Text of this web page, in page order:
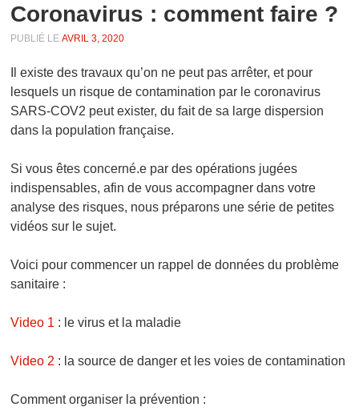
Coronavirus : comment faire ?
PUBLIÉ LEAVRIL 3, 2020
Il existe des travaux qu’on ne peut pas arrêter, et pour
lesquels un risque de contamination par le coronavirus
SARS-COV2 peut exister, du fait de sa large dispersion
dans la population française.
Si vous êtes concerné.e par des opérations jugées
indispensables, afin de vous accompagner dans votre
analyse des risques, nous préparons une série de petites
vidéos sur le sujet.
Voici pour commencer un rappel de données du problème
sanitaire :
Video 1 : le virus et la maladie
Video 2 : la source de danger et les voies de contamination
Comment organiser la prévention :